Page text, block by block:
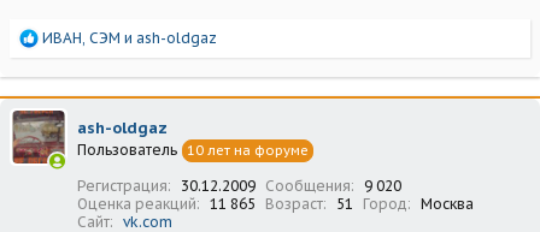
Р
а
к
ц
и
и
ИВАН СЭМ и ash-oldgaz
ash-oldgaz
Пользователь 10 лет на форуме
Регистрация 30.12.2009 Сообщения
9 020
Оценка реакций
11 865 Возраст 51 Город
Москва
Сайт
vk.com